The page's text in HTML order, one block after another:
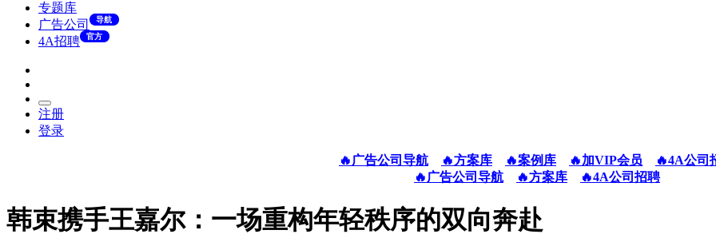
专题库
广告公司
导航
4A招聘 官方
注册
登录
🔥广告公司导航 🔥方案库 🔥案例库 🔥加VIP会员
🔥4A公司
🔥广告公司导航
🔥方案库 🔥4A公司招聘
韩束携手王嘉尔：一场重构年轻秩序的双向奔赴